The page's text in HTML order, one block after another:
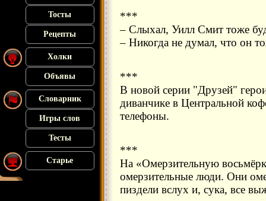
Тосты
Рецепты
Холки
Объявы
Словарник
Игры слов
Тесты
Старье
***
– Слыхал, Уилл Смит тоже
– Никогда не думал, что он
***
В новой серии "Друзей"
диванчике в Центральной
телефоны.
***
На «Омерзительную
омерзительные люди. Они
пиздели вслух и, сука, все